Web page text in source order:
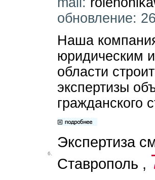
обновление:
Наша
юридическим
области
экспертизы
гражданского
6.
Экспертиза
Ставрополь ,